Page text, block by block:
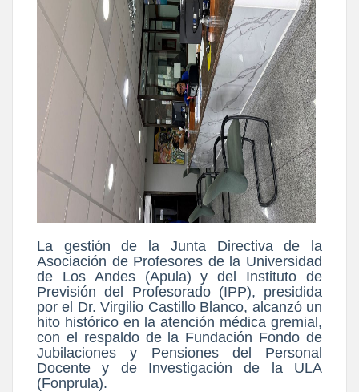
La gestión de la Junta Directiva de la
Asociación de Profesores de la Universidad
de Los Andes (Apula) y del Instituto de
Previsión del Profesorado (IPP), presidida
por el Dr. Virgilio Castillo Blanco, alcanzó un
hito histórico en la atención médica gremial,
con el respaldo de la Fundación Fondo de
Jubilaciones y Pensiones del Personal
Docente y de Investigación de la ULA
(Fonprula).